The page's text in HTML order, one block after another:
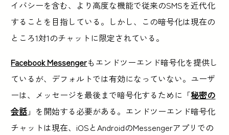
イバシーを含む、より高度な機能で従来のSMSを近代化
することを目指している。しかし、この暗号化は現在の
ところ1対1のチャットに限定されている。
Facebook Messengerもエンドツーエンド暗号化を提供し
ているが、デフォルトでは有効になっていない。ユーザ
ーは、メッセージを最後まで暗号化するために「秘密の
会話 」を開始する必要がある。エンドツーエンド暗号化
チャットは現在、iOSとAndroidのMessengerアプリでの